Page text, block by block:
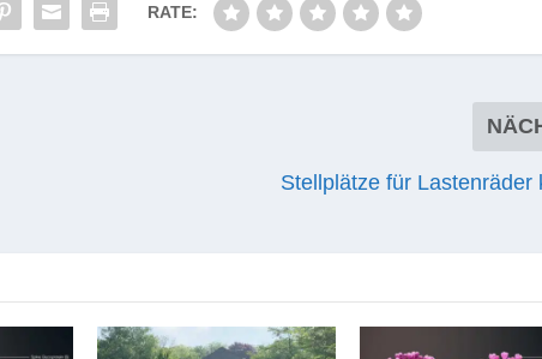
RATE:
Stellplätze für Lastenräder